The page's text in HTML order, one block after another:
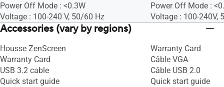
Power Off Mode : <0.3W
Voltage : 100-240 V, 50/60 Hz
Power Off Mode :
Voltage : 100-240V,
Accessories (vary by regions)
Housse ZenScreen
Warranty Card
USB 3.2 cable
Quick start guide
Warranty Card
Câble VGA
Câble USB 2.0
Quick start guide